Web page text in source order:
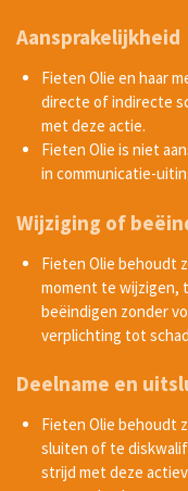
Aansprakelijkheid
Fieten Olie en haar
directe of indirecte
met deze actie.
Fieten Olie is niet
in communicatie-
Wijziging of
Fieten Olie behoudt
moment te wijzigen,
beëindigen zonder
verplichting tot
Deelname en
Fieten Olie behoudt
sluiten of te
strijd met deze